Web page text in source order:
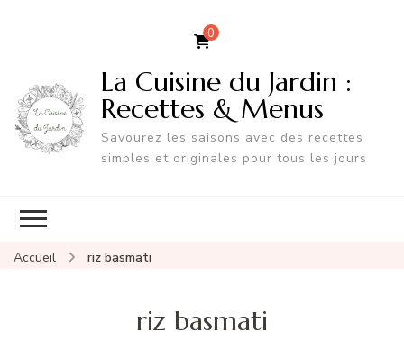
0
La Cuisine du Jardin :
Recettes & Menus
Savourez les saisons avec des recettes
simples et originales pour tous les jours
Accueil riz basmati
riz basmati